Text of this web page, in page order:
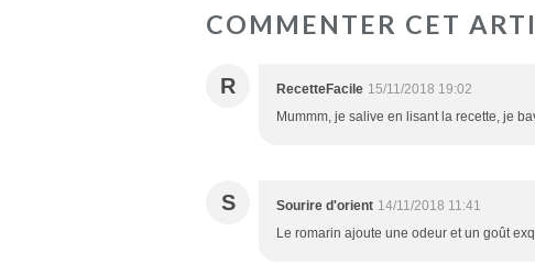
COMMENTER CET
R RecetteFacile 15/11/2018 19:02
Mummm, je salive en lisant la recette, je
S Sourire d'orient 14/11/2018 11:41
Le romarin ajoute une odeur et un goût